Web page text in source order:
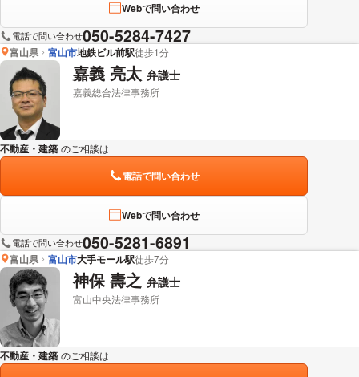
Webで問い合わせ
電話で問い合わせ050-5284-7427
富山県 富山市地鉄ビル前駅徒歩1分
嘉義 亮太 弁護士
嘉義総合法律事務所
不動産・建築 のご相談は
電話で問い合わせ
Webで問い合わせ
電話で問い合わせ050-5281-6891
富山県 富山市大手モール駅徒歩7分
神保 壽之 弁護士
富山中央法律事務所
不動産・建築 のご相談は